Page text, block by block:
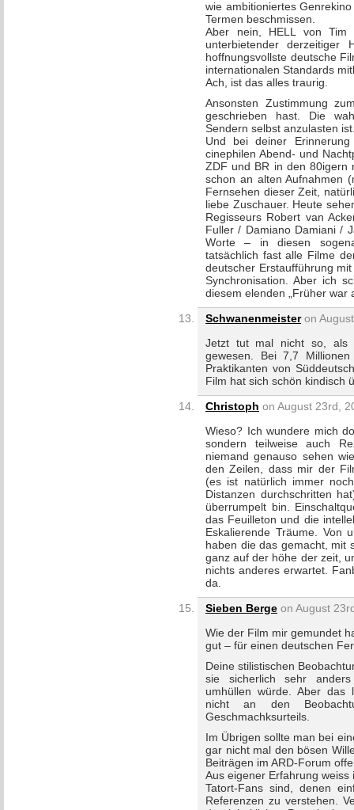
wie ambitioniertes
Termen beschmissen.
Aber nein, HELL von Tim
unterbietender derzeitiger
hoffnungsvollste deutsche
internationalen Standards
Ach, ist das alles traurig.
Ansonsten Zustimmung
geschrieben hast. Die
Sendern selbst anzulasten
Und bei deiner
cinephilen Abend- und
ZDF und BR in den 80igern
schon an alten Aufnahmen
Fernsehen dieser Zeit,
liebe Zuschauer. Heute
Regisseurs Robert van
Fuller / Damiano Damiani /
Worte – in diesen
tatsächlich fast alle Filme
deutscher Erstaufführung
Synchronisation. Aber ich
diesem elenden „Früher war
Schwanenmeisteron
Jetzt tut mal nicht so, als
gewesen. Bei 7,7
Praktikanten von
Film hat sich schön kindisch
Christoph on August 23rd,
Wieso? Ich wundere mich
sondern teilweise auch
niemand genauso sehen
den Zeilen, dass mir der
(es ist natürlich immer
Distanzen durchschritten
überrumpelt bin.
das Feuilleton und die
Eskalierende Träume. Von
haben die das gemacht, mit
ganz auf der höhe der zeit,
nichts anderes erwartet.
da.
Sieben Berge on August
Wie der Film mir gemundet
gut – für einen deutschen
Deine stilistischen
sie sicherlich sehr
umhüllen würde. Aber das
nicht an den
Geschmachksurteils.
Im Übrigen sollte man bei
gar nicht mal den bösen
Beiträgen im ARD-Forum
Aus eigener Erfahrung
Tatort-Fans sind, denen
Referenzen zu verstehen.